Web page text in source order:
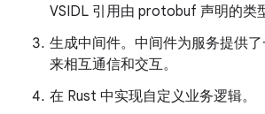
VSIDL 引用由 protobuf 声明的类
生成中间件。中间件为服务提供
来相互通信和交互。
在 Rust 中实现自定义业务逻辑。